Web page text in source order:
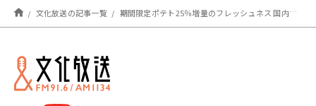
文化放送の記事一覧 期間限定ポテト25％増量のフレッシュネス 国内調達だからなせるわざ！ ～1月14日「おはよう寺ちゃん」